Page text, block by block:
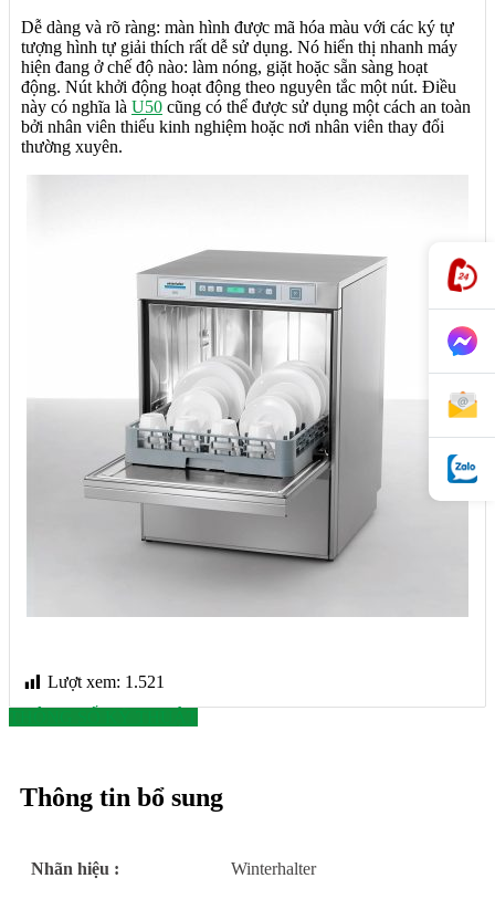
Dễ dàng và rõ ràng: màn hình được mã hóa màu với các ký tự
tượng hình tự giải thích rất dễ sử dụng. Nó hiển thị nhanh máy
hiện đang ở chế độ nào: làm nóng, giặt hoặc sẵn sàng hoạt
động. Nút khởi động hoạt động theo nguyên tắc một nút. Điều
này có nghĩa là U50 cũng có thể được sử dụng một cách an toàn
bởi nhân viên thiếu kinh nghiệm hoặc nơi nhân viên thay đổi
thường xuyên.
Lượt xem: 1.521
Thông tin bổ sung
Nhãn hiệu : Winterhalter